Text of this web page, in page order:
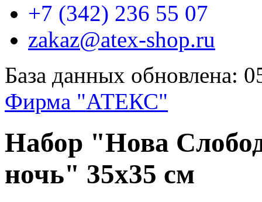
+7 (342) 236 55 07
zakaz@atex-shop.ru
База данных обновлена:
Фирма "АТЕКС"
Набор "Нова
ночь" 35х35 см